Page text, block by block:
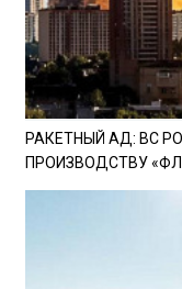
РАКЕТНЫЙ АД: ВС
ПРОИЗВОДСТВУ